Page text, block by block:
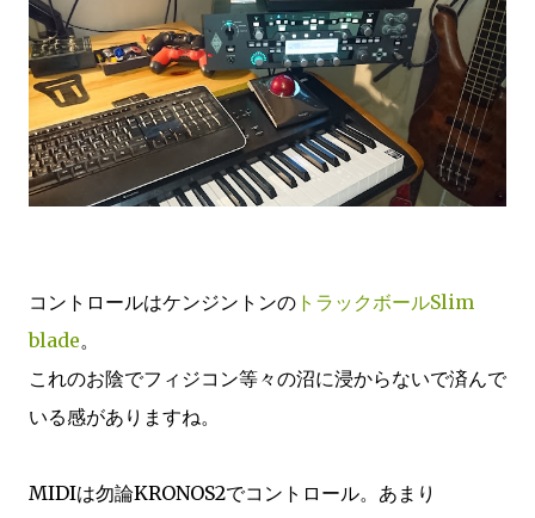
コントロールはケンジントンの トラックボールSlim
blade。
これのお陰でフィジコン等々の沼に浸からないで済んで
いる感がありますね。
MIDIは勿論KRONOS2でコントロール。あまり